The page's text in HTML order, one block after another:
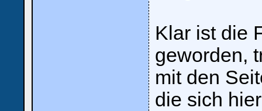
Bei jedem Besuch
automatisch einloggen.
Klar ist die
geworden,
mit den
die sich